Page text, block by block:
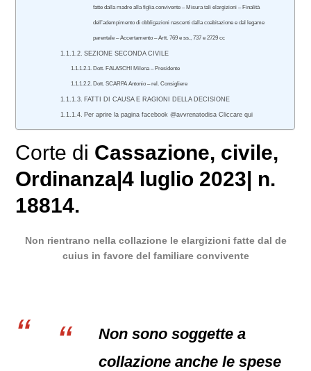
fatte dalla madre alla figlia convivente – Misura tali elargizioni – Finalità
dell’adempimento di obbligazioni nascenti dalla coabitazione e dal legame
parentale – Accertamento – Artt. 769 e ss., 737 e 2729 cc
SEZIONE SECONDA CIVILE
Dott. FALASCHI Milena – Presidente
Dott. SCARPA Antonio – rel. Consigliere
FATTI DI CAUSA E RAGIONI DELLA DECISIONE
Per aprire la pagina facebook @avvrenatodisa Cliccare qui
Corte di Cassazione, civile,
Ordinanza|4 luglio 2023| n.
18814.
Non rientrano nella collazione le elargizioni fatte dal de
cuius in favore del familiare convivente
Non sono soggette a
collazione anche le spese